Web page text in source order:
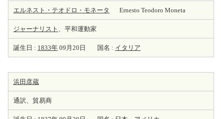
エルネスト・テオドロ・モネータ Ernesto Teodoro Moneta
ジャーナリスト 、平和運動家
誕生日 : 1833年 09月20日 国名 : イタリア
浜田彦蔵
通訳、貿易商